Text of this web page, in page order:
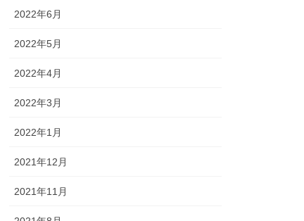
2022年6月
2022年5月
2022年4月
2022年3月
2022年1月
2021年12月
2021年11月